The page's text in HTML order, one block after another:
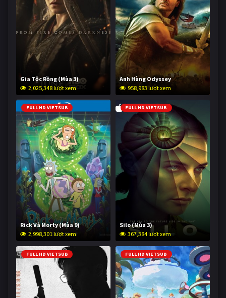
Gia Tộc Rồng (Mùa 3)
2,025,348 lượt xem
Anh Hùng Odyssey
958,983 lượt xem
FULL HD VIETSUB
Rick Và Morty (Mùa 9)
2,998,301 lượt xem
FULL HD VIETSUB
Silo (Mùa 3)
367,384 lượt xem
FULL HD VIETSUB FULL HD VIETSUB